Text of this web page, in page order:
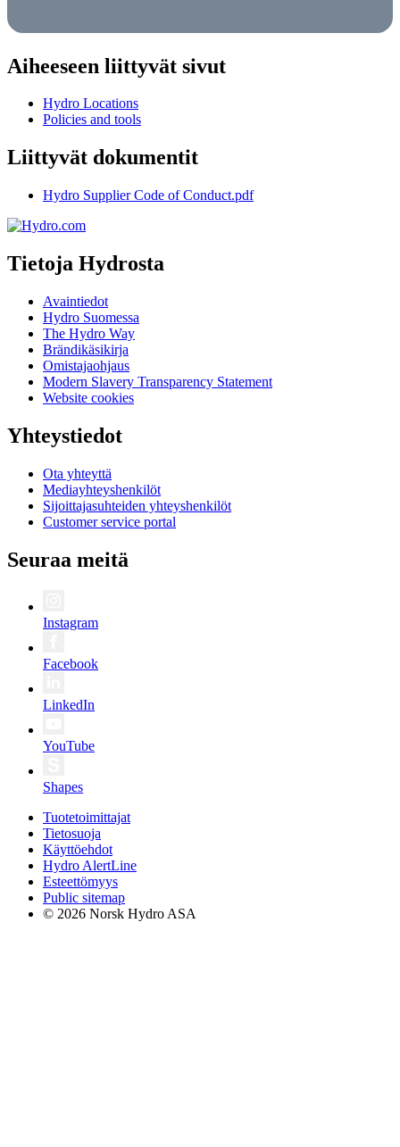
Aiheeseen liittyvät sivut
Hydro Locations
Policies and tools
Liittyvät dokumentit
Hydro Supplier Code of Conduct.pdf
Tietoja Hydrosta
Avaintiedot
Hydro Suomessa
The Hydro Way
Brändikäsikirja
Omistajaohjaus
Modern Slavery Transparency Statement
Website cookies
Yhteystiedot
Ota yhteyttä
Mediayhteyshenkilöt
Sijoittajasuhteiden yhteyshenkilöt
Customer service portal
Seuraa meitä
Instagram
Facebook
LinkedIn
YouTube
Shapes
Tuotetoimittajat
Tietosuoja
Käyttöehdot
Hydro AlertLine
Esteettömyys
Public sitemap
© 2026 Norsk Hydro ASA